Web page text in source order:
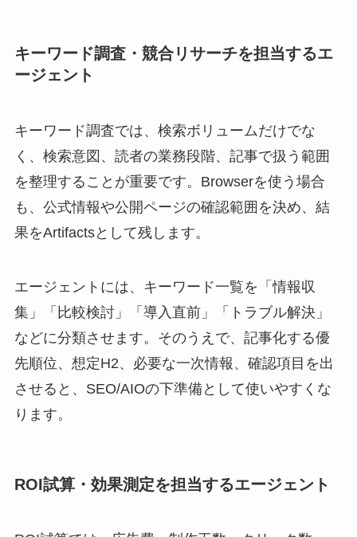
キーワード調査・競合リサーチを担当するエ
ージェント
キーワード調査では、検索ボリュームだけでな
く、検索意図、読者の業務段階、記事で扱う範囲
を整理することが重要です。Browserを使う場合
も、公式情報や公開ページの確認範囲を決め、結
果をArtifactsとして残します。
エージェントには、キーワード一覧を「情報収
集」「比較検討」「導入直前」「トラブル解決」
などに分類させます。そのうえで、記事化する優
先順位、想定H2、必要な一次情報、確認項目を出
させると、SEO/AIOの下準備として使いやすくな
ります。
ROI試算・効果測定を担当するエージェント